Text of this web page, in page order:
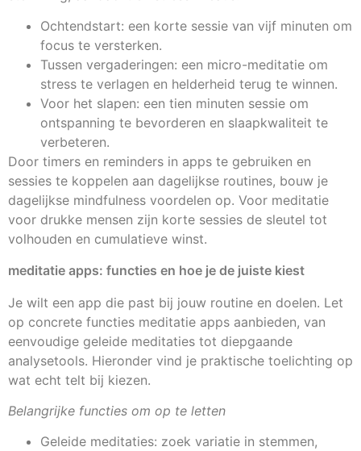
Ochtendstart: een korte sessie van vijf minuten om
focus te versterken.
Tussen vergaderingen: een micro-meditatie om
stress te verlagen en helderheid terug te winnen.
Voor het slapen: een tien minuten sessie om
ontspanning te bevorderen en slaapkwaliteit te
verbeteren.
Door timers en reminders in apps te gebruiken en
sessies te koppelen aan dagelijkse routines, bouw je
dagelijkse mindfulness voordelen op. Voor meditatie
voor drukke mensen zijn korte sessies de sleutel tot
volhouden en cumulatieve winst.
meditatie apps: functies en hoe je de juiste kiest
Je wilt een app die past bij jouw routine en doelen. Let
op concrete functies meditatie apps aanbieden, van
eenvoudige geleide meditaties tot diepgaande
analysetools. Hieronder vind je praktische toelichting op
wat echt telt bij kiezen.
Belangrijke functies om op te letten
Geleide meditaties: zoek variatie in stemmen,